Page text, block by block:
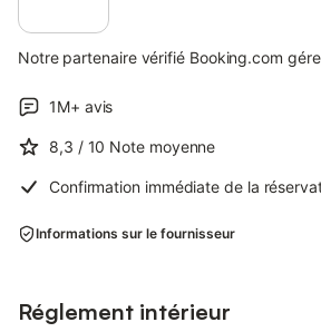
Notre partenaire vérifié Booking.com
1M+ avis
8,3 / 10 Note moyenne
Confirmation immédiate de la
Informations sur le fournisseur
Réglement intérieur